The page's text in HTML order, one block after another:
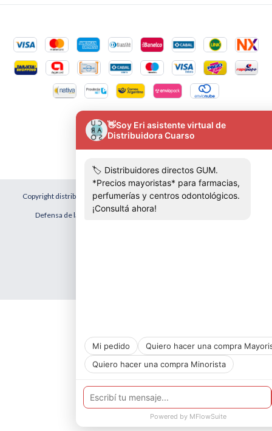
Copyright distribuidora cuarso - 2026. Todos los derechos reservados.
Defensa de las y los consumidores. Para reclamos